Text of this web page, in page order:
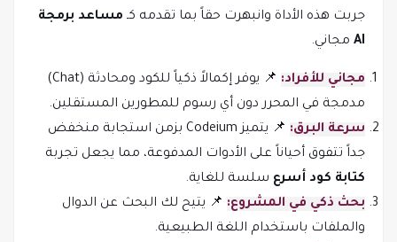
جربت هذه الأداة وانبهرت حقاً بما تقدمه كـ مساعد برمجة
AI مجاني.
مجاني للأفراد:
📌 يوفر إكمالاً ذكياً للكود ومحادثة (Chat)
مدمجة في المحرر دون أي رسوم للمطورين المستقلين.
سرعة البرق:
📌 يتميز Codeium بزمن استجابة منخفض
جداً تتفوق أحياناً على الأدوات المدفوعة، مما يجعل تجربة
كتابة كود أسرع سلسة للغاية.
بحث ذكي في المشروع: 📌 يتيح لك البحث عن الدوال
والملفات باستخدام اللغة الطبيعية.